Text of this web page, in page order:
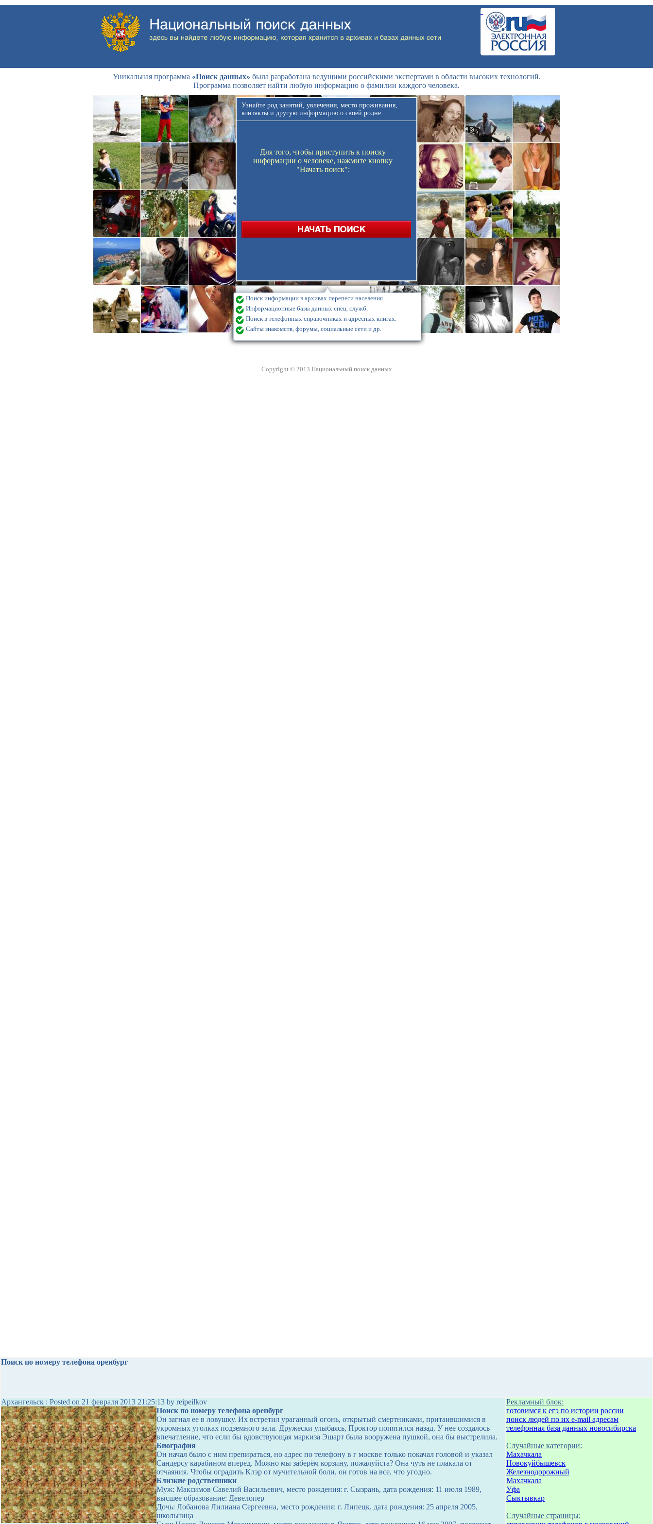
Уникальная программа «Поиск данных» была разработана ведущими российскими экспертами в области высоких технологий.
Программа позволяет найти любую информацию о фамилии каждого человека.
Узнайте род занятий, увлечения, место проживания,
контакты и другую информацию о своей родне.
Для того, чтобы приступить к поиску
информации о человеке, нажмите кнопку
"Начать поиск":
Поиск информации в архивах перепеси населения.
Информационные базы данных спец. служб.
Поиск в телефонных справочниках и адресных книгах.
Сайты знакомств, форумы, социальные сети и др.
Copyright © 2013 Национальный поиск данных
Поиск по номеру телефона оренбург
Архангельск : Posted on 21 февраля 2013 21:25:13 by reipeilkov
Поиск по номеру телефона оренбург
Он загнал ее в ловушку. Их встретил ураганный огонь, открытый смертниками, притаившимися в
укромных уголках подземного зала. Дружески улыбаясь, Проктор попятился назад. У нее создалось
впечатление, что если бы вдовствующая маркиза Эшарт была вооружена пушкой, она бы выстрелила.
Биография
Он начал было с ним препираться, но адрес по телефону в г москве только покачал головой и указал
Сандерсу карабином вперед. Можно мы заберём корзину, пожалуйста? Она чуть не плакала от
отчаяния. Чтобы оградить Клэр от мучительной боли, он готов на все, что угодно.
Близкие родственники
Муж: Максимов Савелий Васильевич, место рождения: г. Сызрань, дата рождения: 11 июля 1989,
высшее образование: Девелопер
Дочь: Лобанова Лилиана Сергеевна, место рождения: г. Липецк, дата рождения: 25 апреля 2005,
школьница
Рекламный блок:
готовимся к егэ по истории россии
поиск людей по их e-mail адресам
телефонная база данных новосибирска
Случайные категории:
Махачкала
Новокуйбышевск
Железнодорожный
Махачкала
Уфа
Сыктывкар
Случайные страницы: